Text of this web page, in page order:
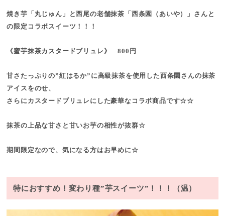
焼き芋「丸じゅん」と西尾の老舗抹茶「西条園（あいや）」さんと
の限定コラボスイーツ！！！
《蜜芋抹茶カスタードブリュレ》 800円
甘さたっぷりの”紅はるか”に高級抹茶を使用した西条園さんの抹茶
アイスをのせ、
さらにカスタードブリュレにした豪華なコラボ商品です☆☆
抹茶の上品な甘さと甘いお芋の相性が抜群☆
期間限定なので、気になる方はお早めに☆
特におすすめ！変わり種”芋スイーツ”！！！（温）